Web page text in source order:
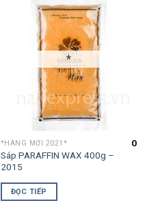
*
*HÀNG MỚI 2021*
Sáp PARAFFIN WAX 400g –
2015
0
ĐỌC TIẾP